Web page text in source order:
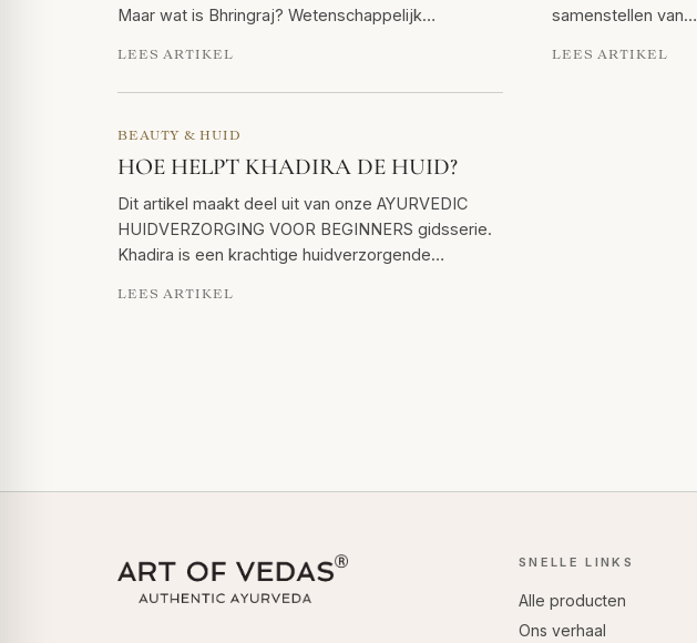
Maar wat is Bhringraj? Wetenschappelijk…
LEES ARTIKEL
samenstellen van…
LEES ARTIKEL
BEAUTY & HUID
HOE HELPT KHADIRA DE HUID?
Dit artikel maakt deel uit van onze AYURVEDIC
HUIDVERZORGING VOOR BEGINNERS gidsserie.
Khadira is een krachtige huidverzorgende…
LEES ARTIKEL
SNELLE LINKS
Alle producten
Ons verhaal